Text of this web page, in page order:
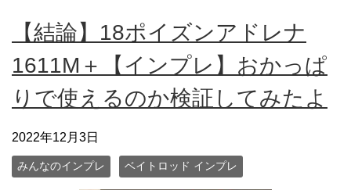
【結論】18ポイズンアドレナ
1611M＋【インプレ】おかっぱ
りで使えるのか検証してみたよ
2022年12月3日
みんなのインプレ ベイトロッド インプレ